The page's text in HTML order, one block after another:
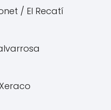
/ El Recatí